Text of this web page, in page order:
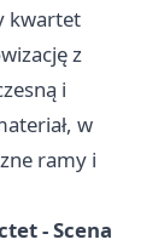
kwartet
z
i
w
ramy i
- Scena